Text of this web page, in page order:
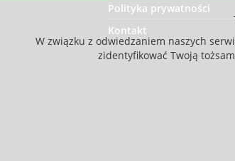
Polityka prywatności
Kontakt
W związku z odwiedzaniem naszych
zidentyfikować Twoją